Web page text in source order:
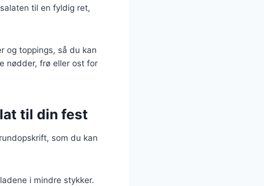
til en fyldig ret,
og toppings, så du kan
nødder, frø eller ost for
til din fest
som du kan
i mindre stykker.